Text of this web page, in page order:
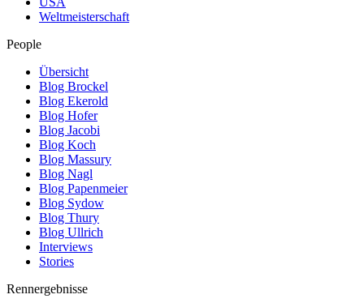
Weltmeisterschaft
People
Übersicht
Blog Brockel
Blog Ekerold
Blog Hofer
Blog Jacobi
Blog Koch
Blog Massury
Blog Nagl
Blog Papenmeier
Blog Sydow
Blog Thury
Blog Ullrich
Interviews
Stories
Rennergebnisse